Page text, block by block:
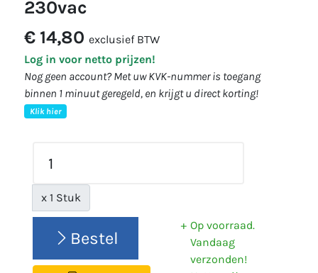
230vac
€ 14,80 exclusief BTW
Log in voor netto prijzen!
Nog geen account? Met uw KVK-nummer is toegang
binnen 1 minuut geregeld, en krijgt u direct korting!
Klik hier
x 1 Stuk
Bestel
Op voorraad.
Vandaag
verzonden!